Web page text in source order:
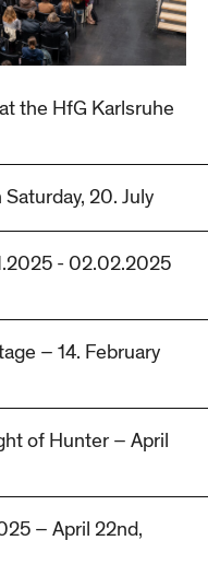
the HfG Karlsruhe
20. July
- 02.02.2025
– 14. February
of Hunter – April
– April 22nd,